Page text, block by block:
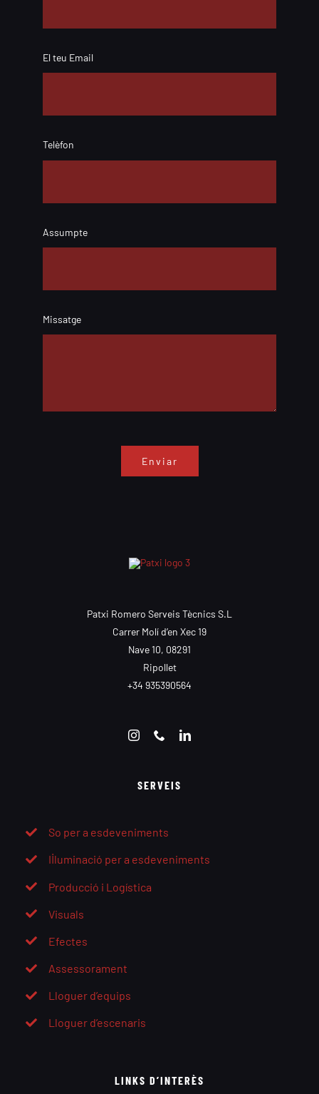
El teu Email
Telèfon
Assumpte
Missatge
Enviar
Patxi Romero Serveis Tècnics S.L
Carrer Molí d’en Xec 19
Nave 10, 08291
Ripollet
+34 935390564
SERVEIS
So per a esdeveniments
Il·luminació per a esdeveniments
Producció i Logística
Visuals
Efectes
Assessorament
Lloguer d’equips
Lloguer d’escenaris
LINKS D’INTERÈS